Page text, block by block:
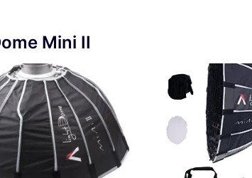
Mini II